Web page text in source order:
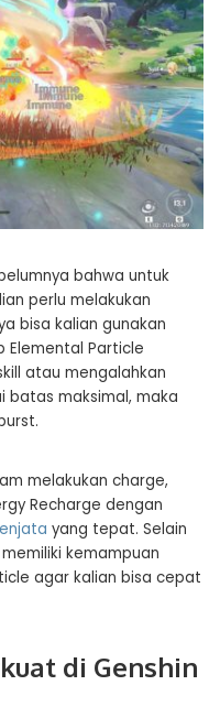
bahwa untuk
perlu melakukan
bisa kalian gunakan
Elemental Particle
atau mengalahkan
batas maksimal, maka
melakukan charge,
Recharge dengan
yang tepat. Selain
kemampuan
agar kalian bisa cepat
di Genshin